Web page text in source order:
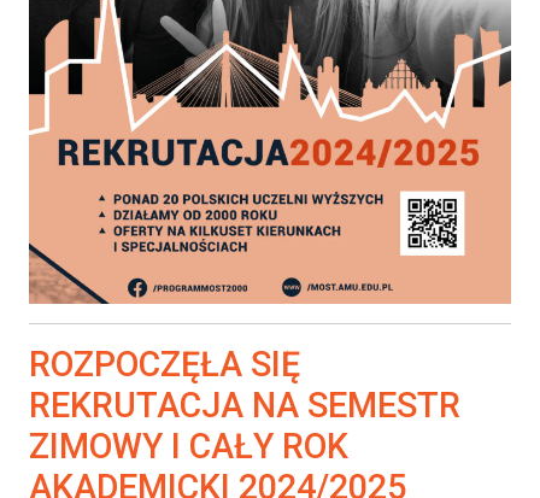
ROZPOCZĘŁA SIĘ
REKRUTACJA NA SEMESTR
ZIMOWY I CAŁY ROK
AKADEMICKI 2024/2025